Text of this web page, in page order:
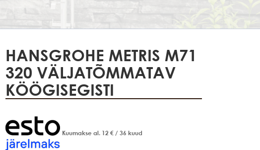
HANSGROHE METRIS M71
320 VÄLJATÕMMATAV
KÖÖGISEGISTI
Kuumakse al. 12 € / 36 kuud